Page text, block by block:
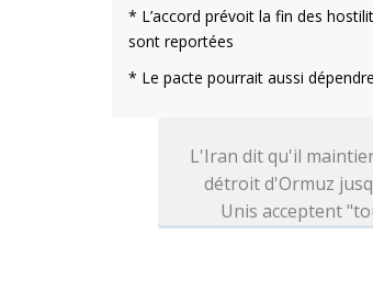
* L’accord prévoit la fin des
sont reportées
* Le pacte pourrait aussi
L'Iran dit qu'il
détroit d'Ormuz
Unis acceptent